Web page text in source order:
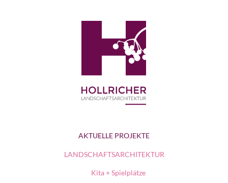
AKTUELLE PROJEKTE
LANDSCHAFTSARCHITEKTUR
Kita + Spielplätze